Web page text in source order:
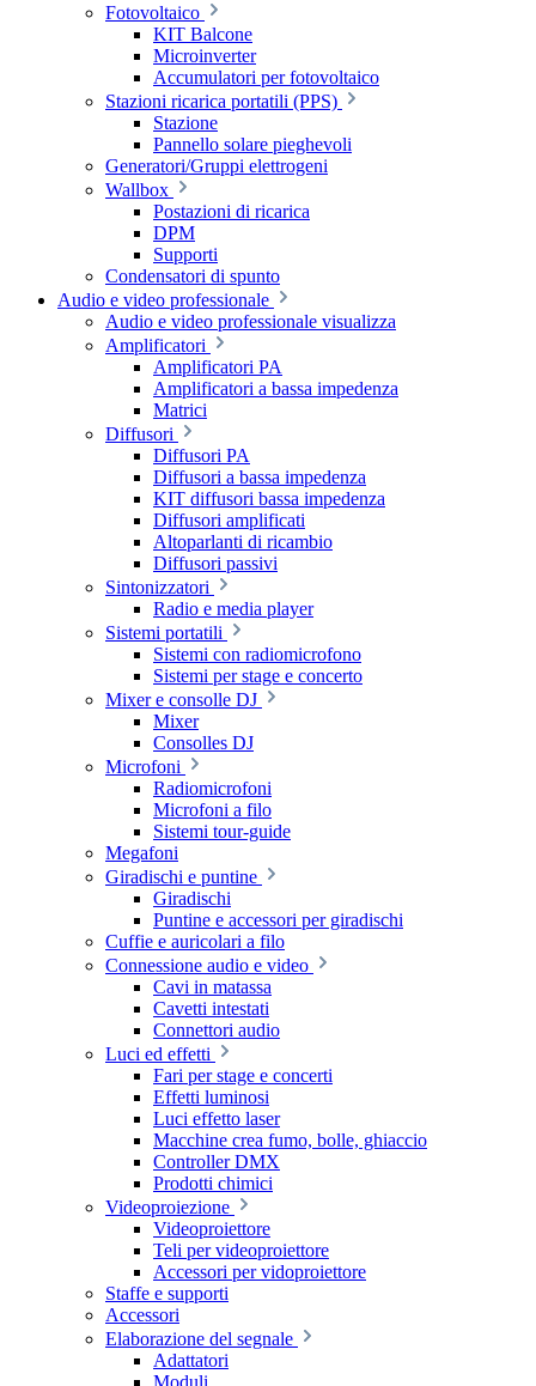
Fotovoltaico
KIT Balcone
Microinverter
Accumulatori per fotovoltaico
Stazioni ricarica portatili (PPS)
Stazione
Pannello solare pieghevoli
Generatori/Gruppi elettrogeni
Wallbox
Postazioni di ricarica
DPM
Supporti
Condensatori di spunto
Audio e video professionale
Audio e video professionale visualizza
Amplificatori
Amplificatori PA
Amplificatori a bassa impedenza
Matrici
Diffusori
Diffusori PA
Diffusori a bassa impedenza
KIT diffusori bassa impedenza
Diffusori amplificati
Altoparlanti di ricambio
Diffusori passivi
Sintonizzatori
Radio e media player
Sistemi portatili
Sistemi con radiomicrofono
Sistemi per stage e concerto
Mixer e consolle DJ
Mixer
Consolles DJ
Microfoni
Radiomicrofoni
Microfoni a filo
Sistemi tour-guide
Megafoni
Giradischi e puntine
Giradischi
Puntine e accessori per giradischi
Cuffie e auricolari a filo
Connessione audio e video
Cavi in matassa
Cavetti intestati
Connettori audio
Luci ed effetti
Fari per stage e concerti
Effetti luminosi
Luci effetto laser
Macchine crea fumo, bolle, ghiaccio
Controller DMX
Prodotti chimici
Videoproiezione
Videoproiettore
Teli per videoproiettore
Accessori per vidoproiettore
Staffe e supporti
Accessori
Elaborazione del segnale
Adattatori
Moduli